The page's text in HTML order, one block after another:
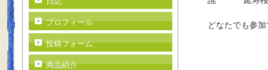
どなたでも参加
プロフィール
投稿フォーム
商品紹介